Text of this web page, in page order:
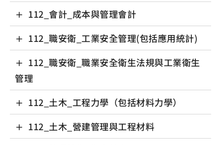
112_會計_成本與管理會計
112_職安衛_工業安全管理(包括應用統計)
112_職安衛_職業安全衛生法規與工業衛生
管理
112_土木_工程力學（包括材料力學）
112_土木_營建管理與工程材料